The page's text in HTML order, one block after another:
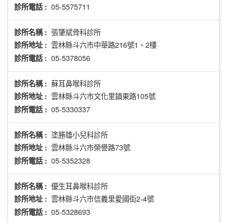
診所電話 : 05-5575711
診所名稱 : 張肇斌骨科診所
診所地址 : 雲林縣斗六市中華路216號1、2樓
診所電話 : 05-5378056
診所名稱 : 蘇耳鼻喉科診所
診所地址 : 雲林縣斗六市文化里鎮東路105號
診所電話 : 05-5330337
診所名稱 : 塗勝雄小兒科診所
診所地址 : 雲林縣斗六市榮譽路73號
診所電話 : 05-5352328
診所名稱 : 優生耳鼻喉科診所
診所地址 : 雲林縣斗六市信義里愛國街2-4號
診所電話 : 05-5328693